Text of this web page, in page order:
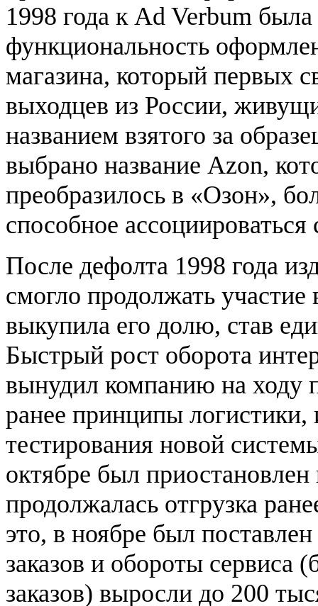
1998 года к Ad Verbum
функциональность
магазина, который первых
выходцев из России,
названием взятого за
выбрано название Azon,
преобразилось в «Озон»,
способное
После дефолта 1998 года
смогло продолжать
выкупила его долю, став
Быстрый рост оборота
вынудил компанию на ходу
ранее принципы логистики,
тестирования новой
октябре был
продолжалась отгрузка
это, в ноябре был
заказов и обороты сервиса
заказов) выросли до 200